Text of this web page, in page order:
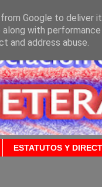
ESTATUTOS Y
Google to deliver
along with
and address abuse.